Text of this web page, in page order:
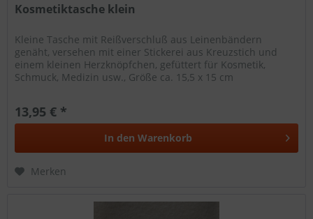
Kosmetiktasche klein
Kleine Tasche mit Reißverschluß aus Leinenbändern
genäht, versehen mit einer Stickerei aus Kreuzstich und
einem kleinen Herzknöpfchen, gefüttert für Kosmetik,
Schmuck, Medizin usw., Größe ca. 15,5 x 15 cm
13,95 € *
In den Warenkorb
Merken